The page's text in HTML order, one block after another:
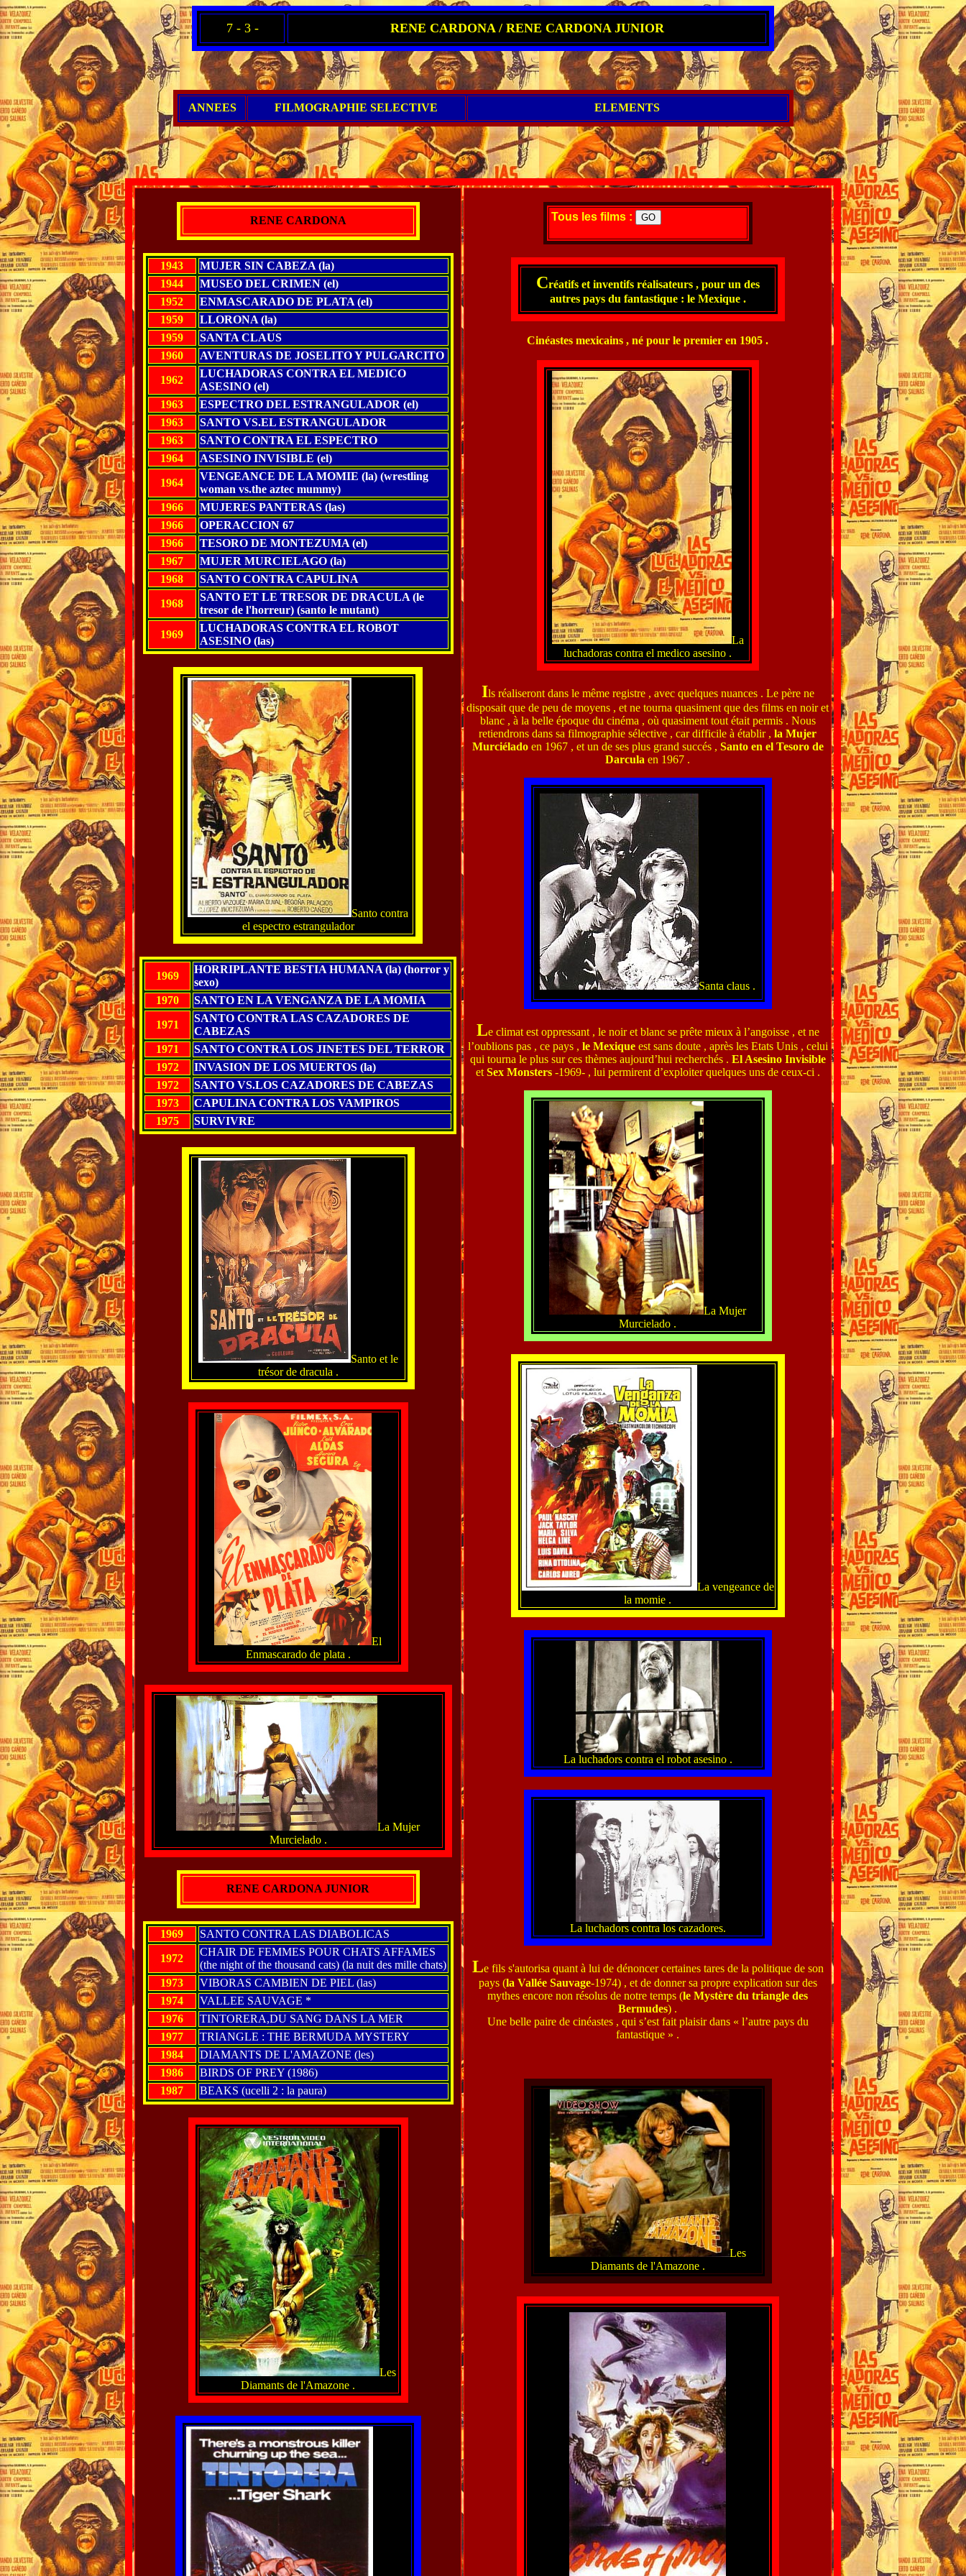
7 - 3 - RENE CARDONA / RENE CARDONA JUNIOR
ANNEES FILMOGRAPHIE SELECTIVE ELEMENTS
RENE CARDONA
1943
MUJER SIN CABEZA (la)
1944
MUSEO DEL CRIMEN (el)
1952
ENMASCARADO DE PLATA (el)
1959
LLORONA (la)
1959
SANTA CLAUS
1960
AVENTURAS DE JOSELITO Y PULGARCITO
1962
LUCHADORAS CONTRA EL MEDICO
ASESINO (el)
1963
ESPECTRO DEL ESTRANGULADOR (el)
1963
SANTO VS.EL ESTRANGULADOR
1963
SANTO CONTRA EL ESPECTRO
1964
ASESINO INVISIBLE (el)
1964
VENGEANCE DE LA MOMIE (la) (wrestling
woman vs.the aztec mummy)
1966
MUJERES PANTERAS (las)
1966
OPERACCION 67
1966
TESORO DE MONTEZUMA (el)
1967
MUJER MURCIELAGO (la)
1968
SANTO CONTRA CAPULINA
1968
SANTO ET LE TRESOR DE DRACULA (le
tresor de l'horreur) (santo le mutant)
1969
LUCHADORAS CONTRA EL ROBOT
ASESINO (las)
Santo contra
el espectro estrangulador
1969
HORRIPLANTE BESTIA HUMANA (la) (horror y
sexo)
1970
SANTO EN LA VENGANZA DE LA MOMIA
1971
SANTO CONTRA LAS CAZADORES DE
CABEZAS
1971
SANTO CONTRA LOS JINETES DEL TERROR
1972
INVASION DE LOS MUERTOS (la)
1972
SANTO VS.LOS CAZADORES DE CABEZAS
1973
CAPULINA CONTRA LOS VAMPIROS
1975
SURVIVRE
Santo et le
trésor de dracula .
El
Enmascarado de plata .
La Mujer
Murcielado .
RENE CARDONA JUNIOR
1969
SANTO CONTRA LAS DIABOLICAS
1972
CHAIR DE FEMMES POUR CHATS AFFAMES
(the night of the thousand cats) (la nuit des mille chats)
1973
VIBORAS CAMBIEN DE PIEL (las)
1974
VALLEE SAUVAGE *
1976
TINTORERA,DU SANG DANS LA MER
1977
TRIANGLE : THE BERMUDA MYSTERY
1984
DIAMANTS DE L'AMAZONE (les)
1986
BIRDS OF PREY (1986)
1987
BEAKS (ucelli 2 : la paura)
Les
Diamants de l'Amazone .
Tous les films :
Créatifs et inventifs réalisateurs , pour un des
autres pays du fantastique : le Mexique .
Cinéastes mexicains , né pour le premier en 1905 .
La
luchadoras contra el medico asesino .
Ils réaliseront dans le même registre , avec quelques nuances . Le père ne
disposait que de peu de moyens , et ne tourna quasiment que des films en noir et
blanc , à la belle époque du cinéma , où quasiment tout était permis . Nous
retiendrons dans sa filmographie sélective , car difficile à établir , la Mujer
Murciéladoen 1967 , et un de ses plus grand succés , Santo en el Tesoro de
Darcula en 1967 .
Santa claus .
Le climat est oppressant , le noir et blanc se prête mieux à l’angoisse , et ne
l’oublions pas , ce pays , le Mexiqueest sans doute , après les Etats Unis , celui
qui tourna le plus sur ces thèmes aujourd’hui recherchés . El Asesino Invisible
et Sex Monsters-1969- , lui permirent d’exploiter quelques uns de ceux-ci .
La Mujer
Murcielado .
La vengeance de
la momie .
La luchadors contra el robot asesino .
La luchadors contra los cazadores.
Le fils s'autorisa quant à lui de dénoncer certaines tares de la politique de son
pays (la Vallée Sauvage-1974) , et de donner sa propre explication sur des
mythes encore non résolus de notre temps (le Mystère du triangle des
Bermudes) .
Une belle paire de cinéastes , qui s’est fait plaisir dans « l’autre pays du
fantastique » .
Les
Diamants de l'Amazone .